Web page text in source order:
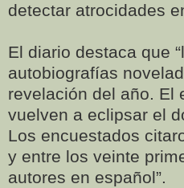
detectar atrocidades
El diario destaca que
autobiografías
revelación del año. El
vuelven a eclipsar el
Los encuestados
y entre los veinte
autores en español”.